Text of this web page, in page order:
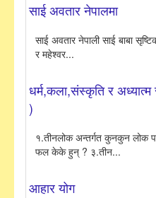
साई अवतार नेपालमा
साई अवतार नेपाली साई बाबा
र महेश्वर...
धर्म,कला,संस्कृति र अध्यात्म
)
१.तीनलोक अन्तर्गत कुनकुन लोक
फल केके हुन् ? ३.तीन...
आहार योग